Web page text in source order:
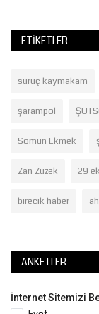
ETIKETLER
suruç kaymakam
şarampol
Somun Ekmek
Zan Zuzek 29
birecik haber
ANKETLER
İnternet Sitemizi